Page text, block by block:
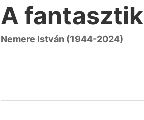
A
Nemere István (1944-2024)